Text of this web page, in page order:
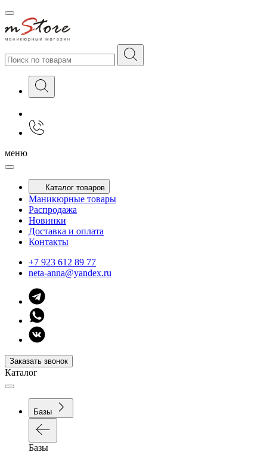
меню
Каталог товаров
Маникюрные товары
Распродажа
Новинки
Доставка и оплата
Контакты
+7 923 612 89 77
neta-anna@yandex.ru
Заказать звонок
Каталог
Базы
Базы